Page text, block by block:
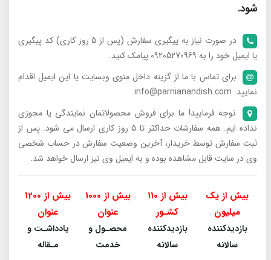
شود.
در صورت نیاز به پیگیری سفارش (پس از 5 روز کاری) کد پیگیری
یا ایمیل خود را به 09205270969 پیامک کنید.
برای تماس با ما از گزینه داخل منوی وبسایت یا این ایمیل اقدام
نمایید: info@parnianandish.com
توجه فرمایید! ما برای فروش محصولاتمان نمایندگی یا مجوزی
نداده ایم. همه سفارشات حداکثر تا 5 روز کاری ارسال می شود. پس از
ثبت سفارش توسط خریدار، آخرین وضعیت سفارش در حساب شخصی
وی در سایت قابل مشاهده بوده و به ایمیل وی نیز ارسال خواهد شد.
بیش از یک
میلیون
بازدیدکننده
سالانه
بیش از 110
کشـور
بازدیدکننده
سالانه
بیش از 1000
عنوان
محصـول و
خدمت
بیش از 1200
عنوان
یادداشـت و
مـقاله